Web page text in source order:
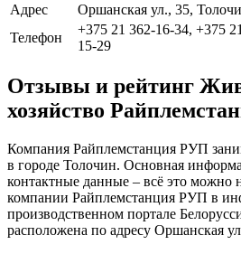
Адрес
Оршанская ул., 35,
Телефон
+375 21 362-16-34, +375
15-29
Отзывы и рейтинг
хозяйство
Компания Райплемстанция РУП
в городе Толочин. Основная
контактные данные – всё это можно
компании Райплемстанция РУП в
производственном портале
расположена по адресу Оршанская